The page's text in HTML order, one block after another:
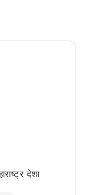
देशा